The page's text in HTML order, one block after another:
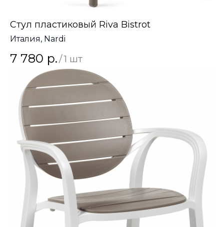
Стул пластиковый Riva Bistrot
Италия, Nardi
7 780 р./1 шт